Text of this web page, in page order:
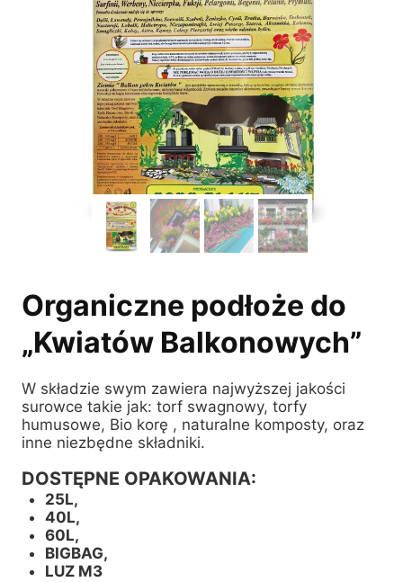
Organiczne podłoże do
„Kwiatów Balkonowych”
W składzie swym zawiera najwyższej jakości
surowce takie jak: torf swagnowy, torfy
humusowe, Bio korę , naturalne komposty, oraz
inne niezbędne składniki.
DOSTĘPNE OPAKOWANIA:
25L,
40L,
60L,
BIGBAG,
LUZ M3